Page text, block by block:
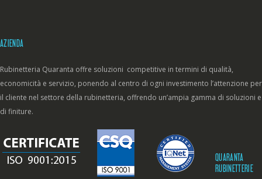
AZIENDA
Rubinetteria Quaranta offre soluzioni competitive in termini di qualità,
economicità e servizio, ponendo al centro di ogni investimento l’attenzione per
il cliente nel settore della rubinetteria, offrendo un’ampia gamma di soluzioni e
di finiture.
QUARANTA
RUBINETTERIE